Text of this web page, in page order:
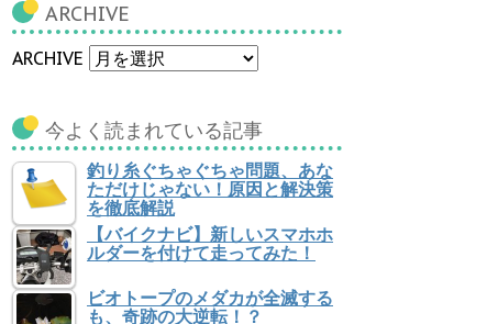
ARCHIVE
ARCHIVE
今よく読まれている記事
釣り糸ぐちゃぐちゃ問題、あな
ただけじゃない！原因と解決策
を徹底解説
【バイクナビ】新しいスマホホ
ルダーを付けて走ってみた！
ビオトープのメダカが全滅する
も、奇跡の大逆転！？